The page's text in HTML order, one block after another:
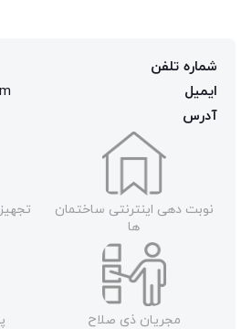
شماره تلفن
ایمیل
آدرس
نوبت دهی اینترنتی ساختمان
ها
مجریان ذی صلاح